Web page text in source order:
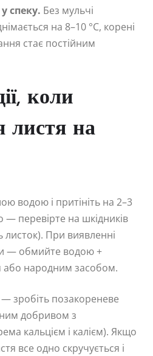
спеку. Без мульчі
на 8–10 °C, корені
стає постійним
коли
листя на
водою і притініть на 2–3
перевірте на шкідників
При виявленні
— обмийте водою +
або народним засобом.
зробіть позакореневе
добривом з
кальцієм і калієм). Якщо
все одно скручується і